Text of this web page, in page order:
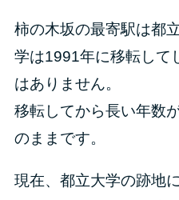
柿の木坂の最寄駅は都
学は1991年に移転して
はありません。
移転してから長い年数
のままです。
現在、都立大学の跡地